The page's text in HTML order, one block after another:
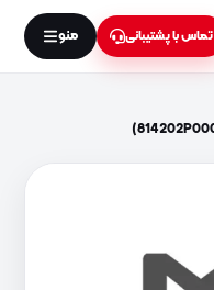
تماس با پشتیبانی منو